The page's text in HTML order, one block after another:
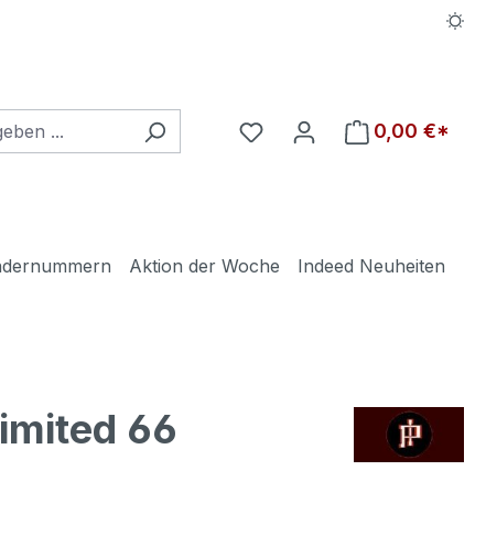
Du hast 0 Produkte auf
0,00 €*
Aktion der Woche
Indeed Neuheiten
66